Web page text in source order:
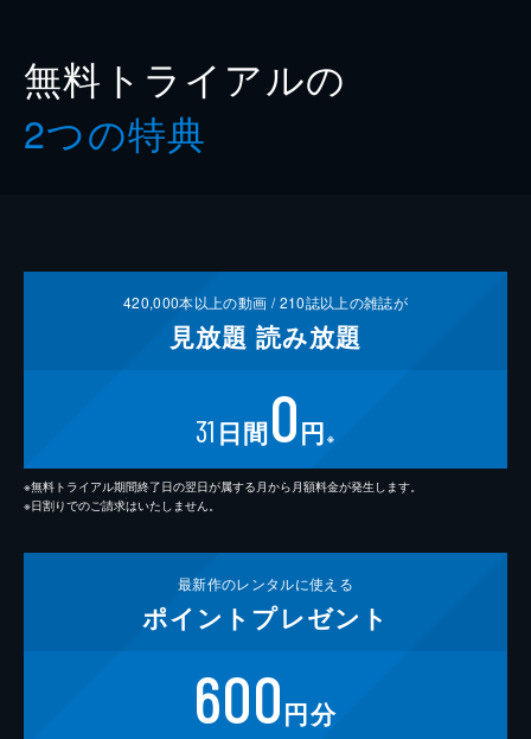
無料トライアルの
2つの特典
420,000本以上の動画 /210誌以上の雑誌が
見放題 読み放題
31 日間0円 ※
※無料トライアル期間終了日の翌日が属する月から月額料金が発生します。
※日割りでのご請求はいたしません。
最新作のレンタルに使える
ポイント プレゼント
600円分